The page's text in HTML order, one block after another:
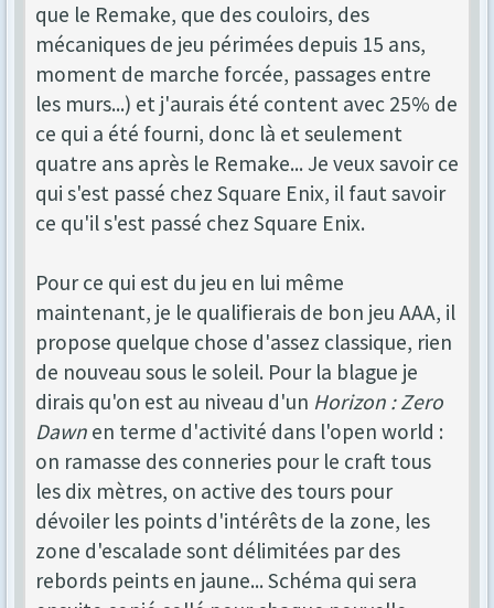
que le Remake, que des couloirs, des
mécaniques de jeu périmées depuis 15 ans,
moment de marche forcée, passages entre
les murs...) et j'aurais été content avec 25% de
ce qui a été fourni, donc là et seulement
quatre ans après le Remake... Je veux savoir ce
qui s'est passé chez Square Enix, il faut savoir
ce qu'il s'est passé chez Square Enix.
Pour ce qui est du jeu en lui même
maintenant, je le qualifierais de bon jeu AAA, il
propose quelque chose d'assez classique, rien
de nouveau sous le soleil. Pour la blague je
dirais qu'on est au niveau d'un Horizon : Zero
Dawn en terme d'activité dans l'open world :
on ramasse des conneries pour le craft tous
les dix mètres, on active des tours pour
dévoiler les points d'intérêts de la zone, les
zone d'escalade sont délimitées par des
rebords peints en jaune... Schéma qui sera